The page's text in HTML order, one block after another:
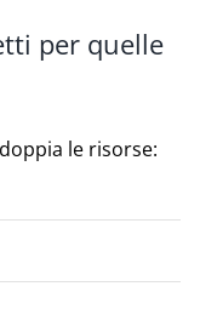
per quelle
le risorse: